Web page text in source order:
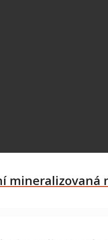
mineralizovaná